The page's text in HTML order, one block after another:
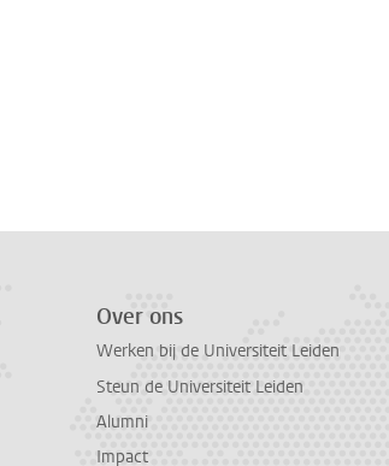
Over ons
Werken bij de Universiteit Leiden
Steun de Universiteit Leiden
Alumni
Impact